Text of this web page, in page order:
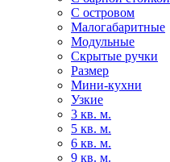
С островом
Малогабаритные
Модульные
Скрытые ручки
Размер
Мини-кухни
Узкие
3 кв. м.
5 кв. м.
6 кв. м.
9 кв. м.